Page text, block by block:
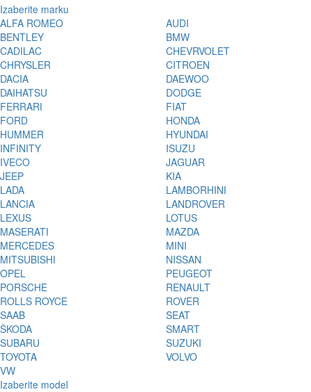
Izaberite marku
ALFA ROMEO
AUDI
BENTLEY
BMW
CADILAC
CHEVRVOLET
CHRYSLER
CITROEN
DACIA
DAEWOO
DAIHATSU
DODGE
FERRARI
FIAT
FORD
HONDA
HUMMER
HYUNDAI
INFINITY
ISUZU
IVECO
JAGUAR
JEEP
KIA
LADA
LAMBORHINI
LANCIA
LANDROVER
LEXUS
LOTUS
MASERATI
MAZDA
MERCEDES
MINI
MITSUBISHI
NISSAN
OPEL
PEUGEOT
PORSCHE
RENAULT
ROLLS ROYCE
ROVER
SAAB
SEAT
ŠKODA
SMART
SUBARU
SUZUKI
TOYOTA
VOLVO
VW
Izaberite model